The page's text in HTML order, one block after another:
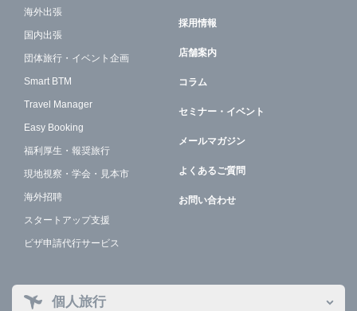
海外出張
国内出張
団体旅行・イベント企画
Smart BTM
Travel Manager
Easy Booking
福利厚生・報奨旅行
現地視察・学会・見本市
海外招聘
スタートアップ支援
ビザ申請代行サービス
採用情報
店舗案内
コラム
セミナー・イベント
メールマガジン
よくあるご質問
お問い合わせ
個人旅行